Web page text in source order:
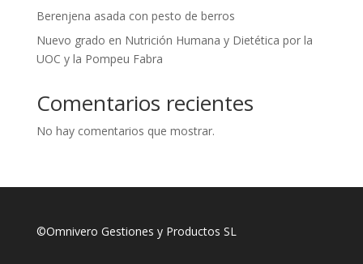
Berenjena asada con pesto de berros
Nuevo grado en Nutrición Humana y Dietética por la
UOC y la Pompeu Fabra
Comentarios recientes
No hay comentarios que mostrar.
©Omnivero Gestiones y Productos SL